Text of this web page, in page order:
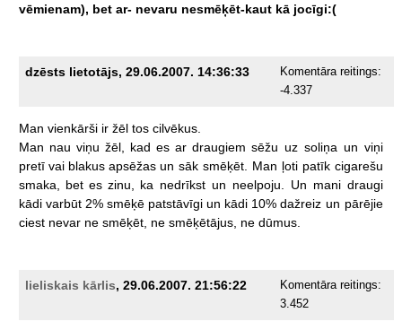
vēmienam), bet ar- nevaru nesmēķēt-kaut kā jocīgi:(
dzēsts lietotājs, 29.06.2007. 14:36:33
Komentāra reitings:
-4.337
Man vienkārši ir žēl tos cilvēkus.
Man nau viņu žēl, kad es ar draugiem sēžu uz soliņa un viņi
pretī vai blakus apsēžas un sāk smēķēt. Man ļoti patīk cigarešu
smaka,
bet es zinu, ka nedrīkst un neelpoju. Un mani draugi
kādi varbūt 2% smēķē patstāvīgi un kādi 10% dažreiz un pārējie
ciest nevar ne smēķēt, ne smēķētājus, ne dūmus.
lieliskais kārlis, 29.06.2007. 21:56:22
Komentāra reitings:
3.452